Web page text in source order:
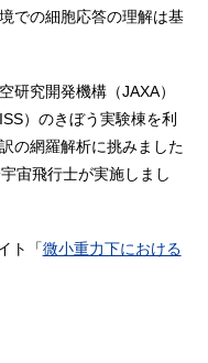
での細胞応答の理解は基
研究開発機構（JAXA）
）のきぼう実験棟を利
の網羅解析に挑みました
宙飛行士が実施しまし
ト「微小重力下における